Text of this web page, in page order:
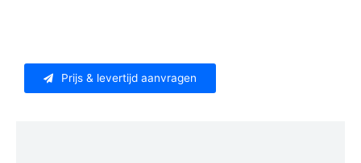
Prijs & levertijd aanvragen